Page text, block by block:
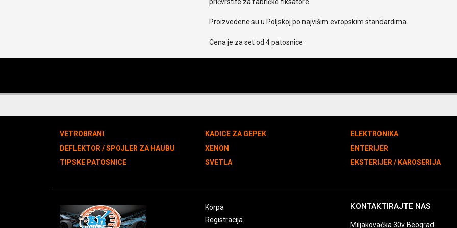
Proizvedene su u Poljskoj po najvišim evropskim standardima.
Cena je za set od 4 patosnice
VETROBRANI
DEFLEKTOR / SPOJLER ZA HAUBU
TIPSKE PATOSNICE
KADICE ZA GEPEK
XENON
SVETLA
ELEKTRONIKA
ENTERIJER
EKSTERIJER / KAROSERIJA
Korpa
Registracija
KONTAKTIRAJTE NAS
Miljakovačka 30v Beograd